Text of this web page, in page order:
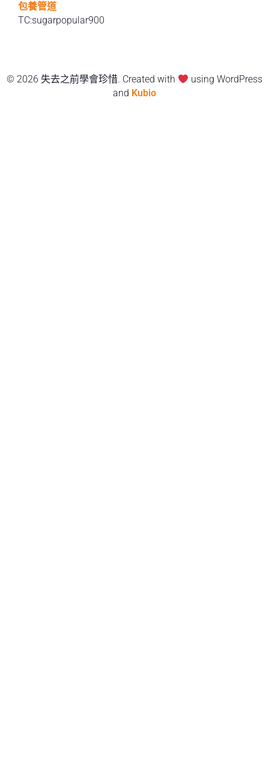
包養管道
TC:sugarpopular900
© 2026 失去之前學會珍惜. Created with
using WordPress
and Kubio